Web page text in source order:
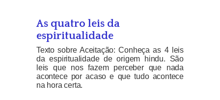
As quatro leis da
espiritualidade
Texto sobre Aceitação: Conheça as 4 leis
da espiritualidade de origem hindu. São
leis que nos fazem perceber que nada
acontece por acaso e que tudo acontece
na hora certa.